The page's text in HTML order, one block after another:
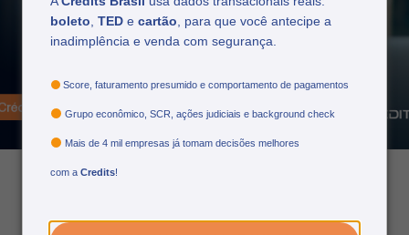
boleto TED e cartão , para que você antecipe a
inadimplência e venda com segurança.
Score, faturamento presumido e comportamento de pagamentos
Grupo econômico, SCR, ações judiciais e background check
Mais de 4 mil empresas já tomam decisões melhores
com a Credits!
Como o crédito do
empresas